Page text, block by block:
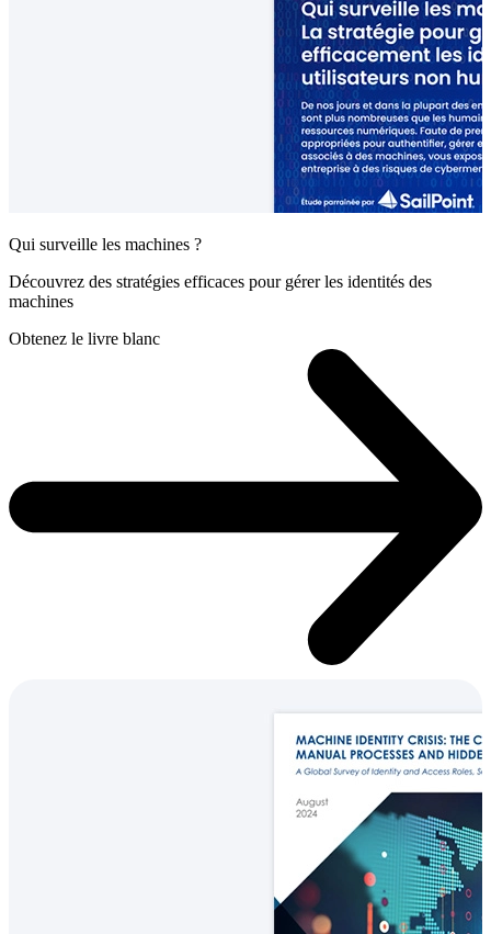
Qui surveille les machines ?
Découvrez des stratégies efficaces pour gérer les identités des
machines
Obtenez le livre blanc